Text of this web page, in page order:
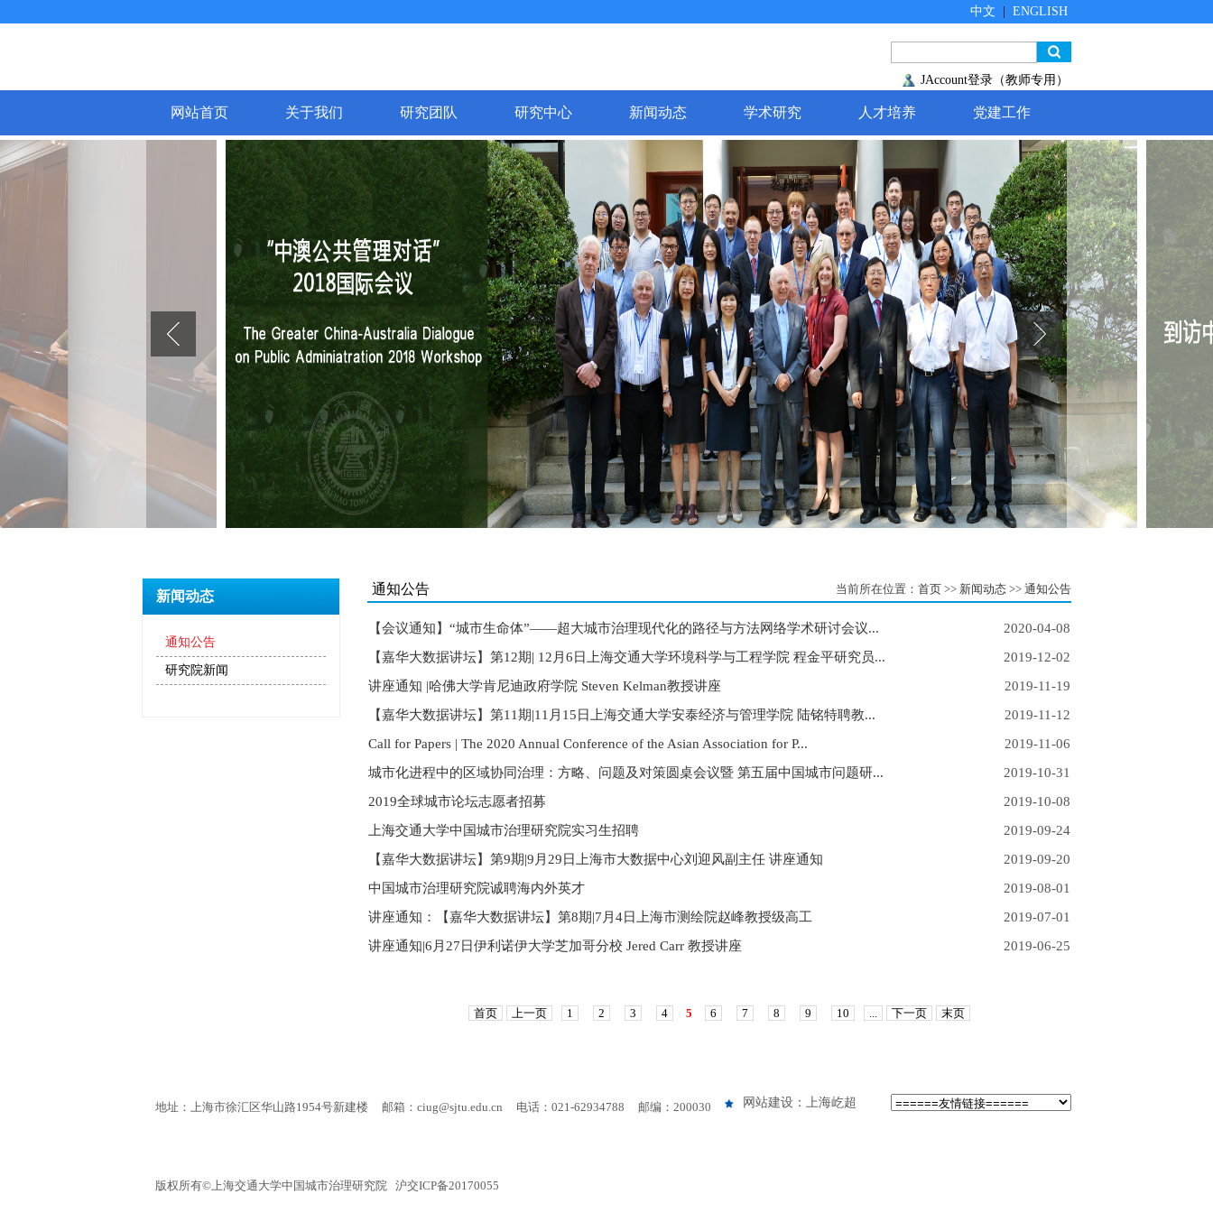
中文 ENGLISH
JAccount登录（教师专用）
网站首页 关于我们 研究团队 研究中心 新闻动态 学术研究 人才培养 党建工作
新闻动态
通知公告
研究院新闻
通知公告 当前所在位置： 首页 >> 新闻动态 >> 通知公告
【会议通知】“城市生命体”——超大城市治理现代化的路径与方法网络学术研讨会议...
2020-04-08
【嘉华大数据讲坛】第12期| 12月6日上海交通大学环境科学与工程学院 程金平研究员...
2019-12-02
讲座通知 |哈佛大学肯尼迪政府学院 Steven Kelman教授讲座
2019-11-19
【嘉华大数据讲坛】第11期|11月15日上海交通大学安泰经济与管理学院 陆铭特聘教...
2019-11-12
Call for Papers | The 2020 Annual Conference of the Asian Association for P...
2019-11-06
城市化进程中的区域协同治理：方略、问题及对策圆桌会议暨 第五届中国城市问题研...
2019-10-31
2019全球城市论坛志愿者招募
2019-10-08
上海交通大学中国城市治理研究院实习生招聘
2019-09-24
【嘉华大数据讲坛】第9期|9月29日上海市大数据中心刘迎风副主任 讲座通知
2019-09-20
中国城市治理研究院诚聘海内外英才
2019-08-01
讲座通知：【嘉华大数据讲坛】第8期|7月4日上海市测绘院赵峰教授级高工
2019-07-01
讲座通知|6月27日伊利诺伊大学芝加哥分校 Jered Carr 教授讲座
2019-06-25
首页 上一页 1 2 3 4 5 6 7 8 9 10 ... 下一页 末页
地址：上海市徐汇区华山路1954号新建楼 邮箱：ciug@sjtu.edu.cn 电话：021-62934788 邮编：200030
版权所有©上海交通大学中国城市治理研究院 沪交ICP备20170055
网站建设：上海屹超